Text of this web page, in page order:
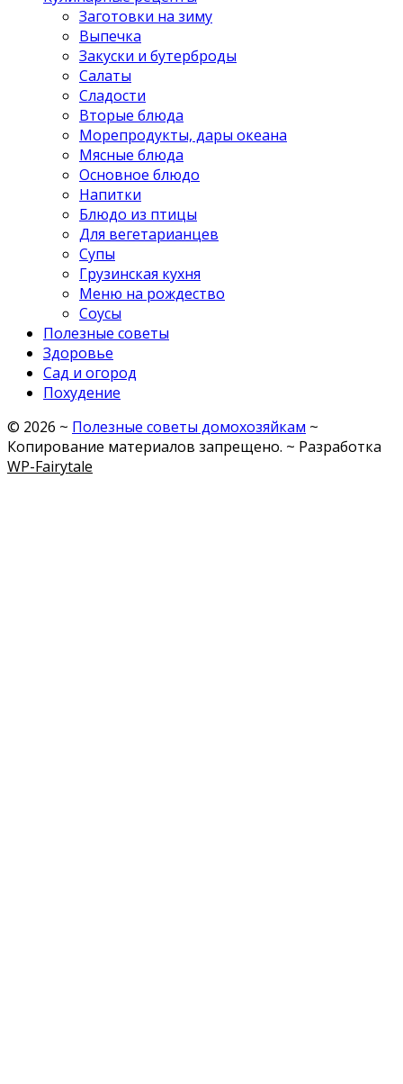
Заготовки на зиму
Выпечка
Закуски и бутерброды
Салаты
Сладости
Вторые блюда
Морепродукты, дары океана
Мясные блюда
Основное блюдо
Напитки
Блюдо из птицы
Для вегетарианцев
Супы
Грузинская кухня
Меню на рождество
Соусы
Полезные советы
Здоровье
Сад и огород
Похудение
© 2026 ~ Полезные советы домохозяйкам ~
Копирование материалов запрещено. ~ Разработка
WP-Fairytale